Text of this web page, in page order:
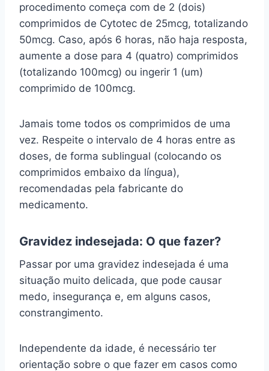
procedimento começa com de 2 (dois)
comprimidos de Cytotec de 25mcg, totalizando
50mcg. Caso, após 6 horas, não haja resposta,
aumente a dose para 4 (quatro) comprimidos
(totalizando 100mcg) ou ingerir 1 (um)
comprimido de 100mcg.
Jamais tome todos os comprimidos de uma
vez. Respeite o intervalo de 4 horas entre as
doses, de forma sublingual (colocando os
comprimidos embaixo da língua),
recomendadas pela fabricante do
medicamento.
Gravidez indesejada: O que fazer?
Passar por uma gravidez indesejada é uma
situação muito delicada, que pode causar
medo, insegurança e, em alguns casos,
constrangimento.
Independente da idade, é necessário ter
orientação sobre o que fazer em casos como